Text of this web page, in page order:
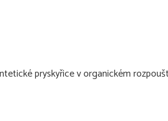
pryskyřice v organickém